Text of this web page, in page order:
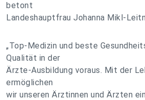
betont
Landeshauptfrau Johanna Mikl-
„Top-Medizin und beste
Qualität in der
Ärzte-Ausbildung voraus. Mit der
ermöglichen
wir unseren Ärztinnen und Ärzten